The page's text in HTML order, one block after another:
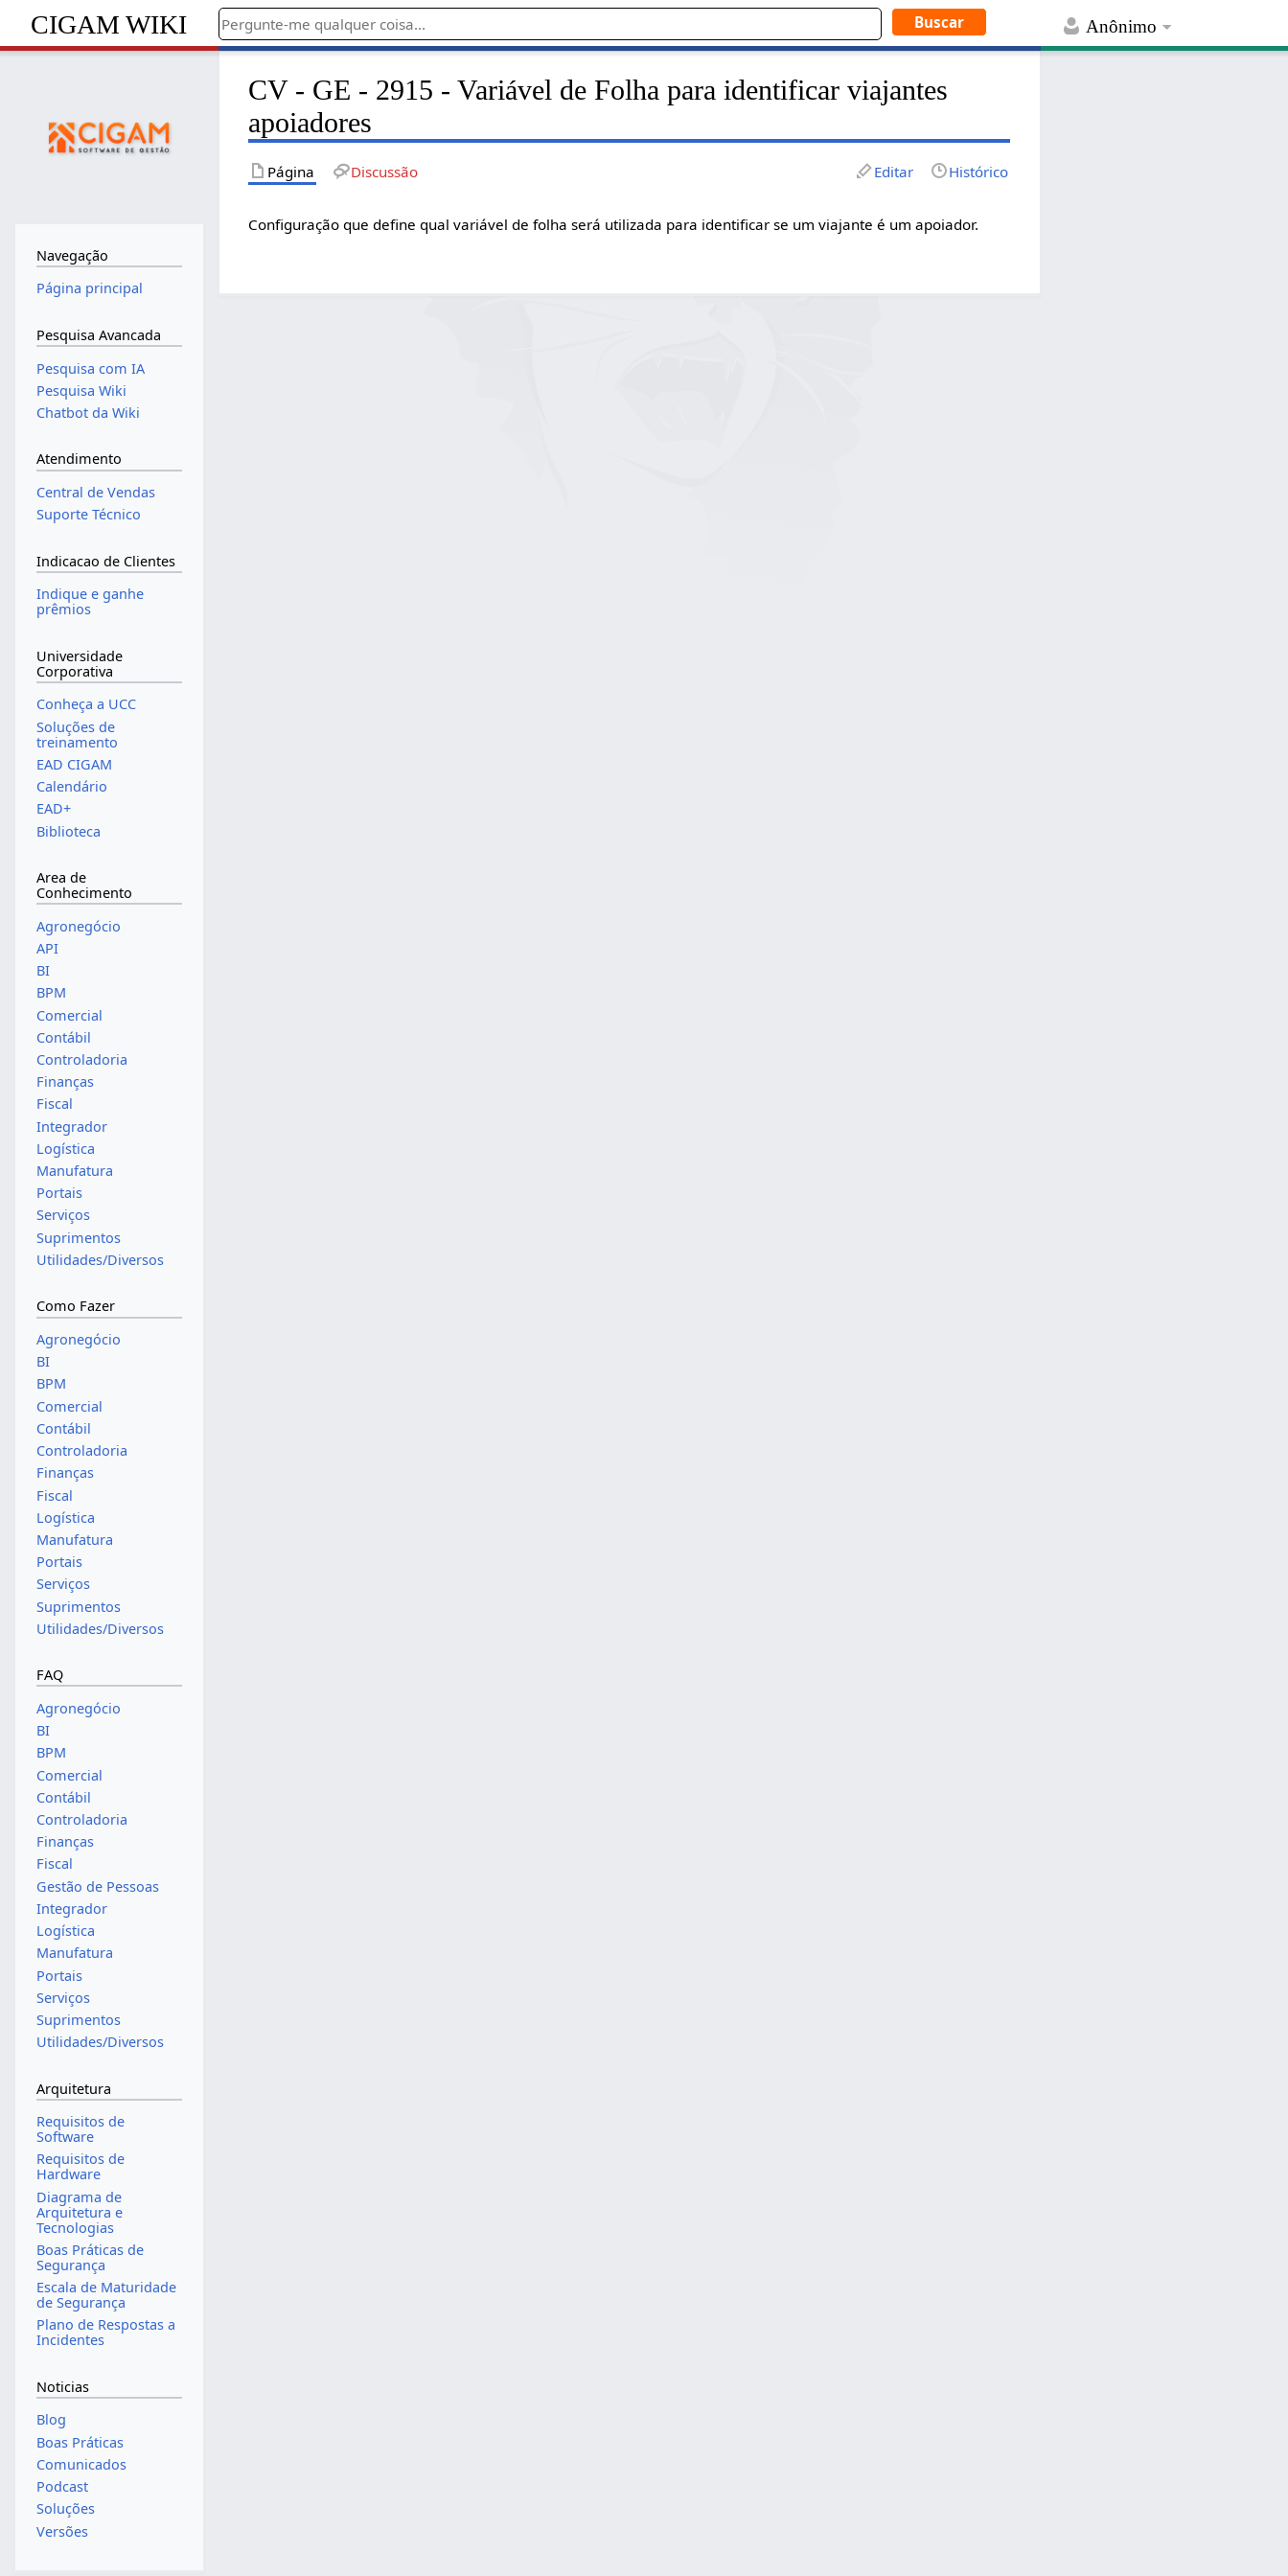
Anônimo
CIGAM WIKI
CV - GE - 2915 - Variável de Folha para identificar viajantes
apoiadores
Página Discussão Editar Histórico
Configuração que define qual variável de folha será utilizada para identificar se um viajante é um apoiador.
Navegação
Página principal
Pesquisa Avancada
Pesquisa com IA
Pesquisa Wiki
Chatbot da Wiki
Atendimento
Central de Vendas
Suporte Técnico
Indicacao de Clientes
Indique e ganhe
prêmios
Universidade
Corporativa
Conheça a UCC
Soluções de
treinamento
EAD CIGAM
Calendário
EAD+
Biblioteca
Area de
Conhecimento
Agronegócio
API
BI
BPM
Comercial
Contábil
Controladoria
Finanças
Fiscal
Integrador
Logística
Manufatura
Portais
Serviços
Suprimentos
Utilidades/Diversos
Como Fazer
Agronegócio
BI
BPM
Comercial
Contábil
Controladoria
Finanças
Fiscal
Logística
Manufatura
Portais
Serviços
Suprimentos
Utilidades/Diversos
FAQ
Agronegócio
BI
BPM
Comercial
Contábil
Controladoria
Finanças
Fiscal
Gestão de Pessoas
Integrador
Logística
Manufatura
Portais
Serviços
Suprimentos
Utilidades/Diversos
Arquitetura
Requisitos de
Software
Requisitos de
Hardware
Diagrama de
Arquitetura e
Tecnologias
Boas Práticas de
Segurança
Escala de Maturidade
de Segurança
Plano de Respostas a
Incidentes
Noticias
Blog
Boas Práticas
Comunicados
Podcast
Soluções
Versões